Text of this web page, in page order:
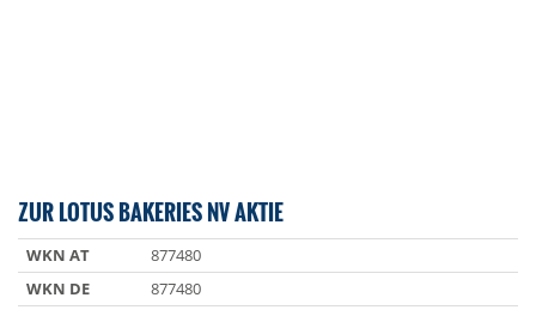
ZUR LOTUS BAKERIES NV AKTIE
WKN AT
877480
WKN DE
877480